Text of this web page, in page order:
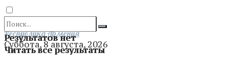
Результатов нет
Читать все результаты
Отправить
Республика Армения
Суббота, 8 августа, 2026